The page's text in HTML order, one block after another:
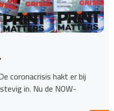
coronacrisis hakt er bij
in. Nu de NOW-